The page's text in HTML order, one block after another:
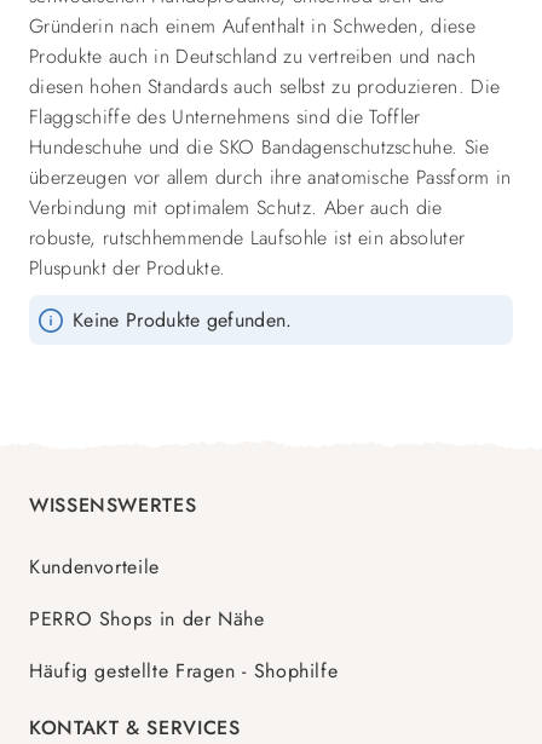
Gründerin nach einem Aufenthalt in Schweden, diese
Produkte auch in Deutschland zu vertreiben und nach
diesen hohen Standards auch selbst zu produzieren. Die
Flaggschiffe des Unternehmens sind die Toffler
Hundeschuhe und die SKO Bandagenschutzschuhe. Sie
überzeugen vor allem durch ihre anatomische Passform in
Verbindung mit optimalem Schutz. Aber auch die
robuste, rutschhemmende Laufsohle ist ein absoluter
Pluspunkt der Produkte.
Keine Produkte gefunden.
WISSENSWERTES
Kundenvorteile
PERRO Shops in der Nähe
Häufig gestellte Fragen - Shophilfe
KONTAKT & SERVICES